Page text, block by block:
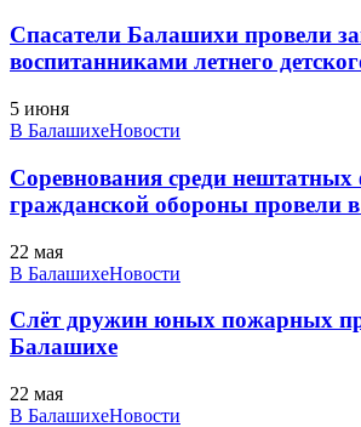
Спасатели Балашихи провели
воспитанниками летнего
5 июня
В БалашихеНовости
Соревнования среди
гражданской обороны провели
22 мая
В БалашихеНовости
Слёт дружин юных пожарных
Балашихе
22 мая
В БалашихеНовости